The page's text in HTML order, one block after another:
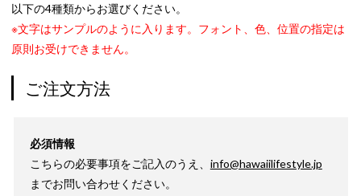
以下の4種類からお選びください。
※文字はサンプルのように入ります。フォント、色、位置の指定は
原則お受けできません。
ご注文方法
必須情報
こちらの必要事項をご記入のうえ、 info@hawaiilifestyle.jp
までお問い合わせください。